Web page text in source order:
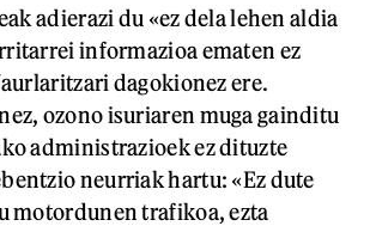
adierazi du «ez dela lehen aldia
informazioa ematen ez
dagokionez ere.
ozono isuriaren muga gainditu
administrazioek ez dituzte
neurriak hartu: «Ez dute
motordunen trafikoa, ezta